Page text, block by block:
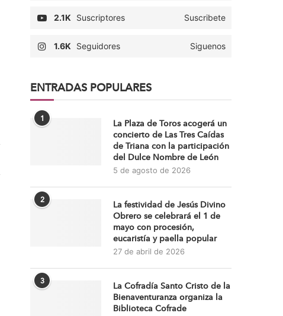
2.1K Suscriptores Suscribete
1.6K Seguidores Siguenos
ENTRADAS POPULARES
1
La Plaza de Toros acogerá un
concierto de Las Tres Caídas
de Triana con la participación
del Dulce Nombre de León
5 de agosto de 2026
2
La festividad de Jesús Divino
Obrero se celebrará el 1 de
mayo con procesión,
eucaristía y paella popular
27 de abril de 2026
3
La Cofradía Santo Cristo de la
Bienaventuranza organiza la
Biblioteca Cofrade